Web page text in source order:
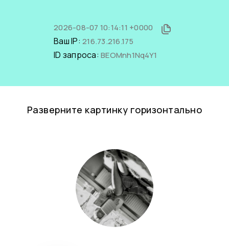
2026-08-07 10:14:11 +0000
Ваш IP: 216.73.216.175
ID запроса: BEOMnh1Nq4Y1
Разверните картинку горизонтально